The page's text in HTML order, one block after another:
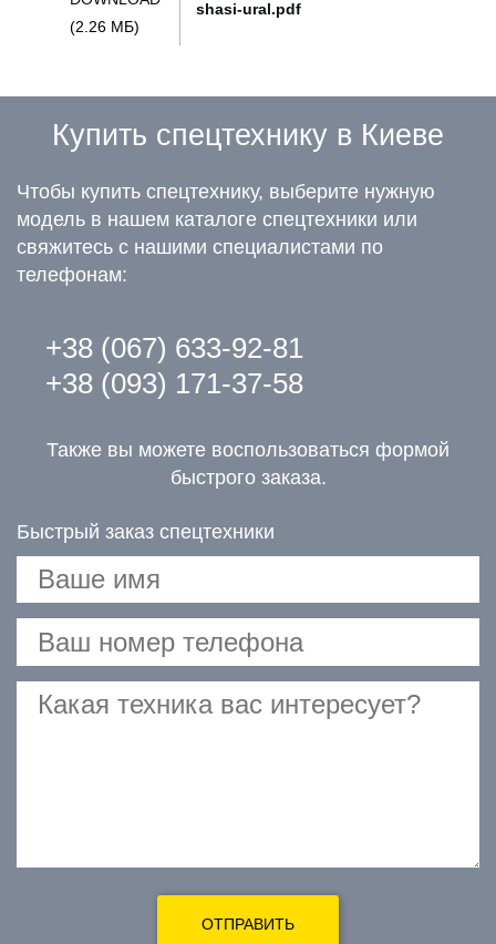
(2.26 МБ)
shasi-ural.pdf
Купить спецтехнику в Киеве
Чтобы купить спецтехнику, выберите нужную
модель в нашем каталоге спецтехники или
свяжитесь с нашими специалистами по
телефонам:
+38 (067) 633-92-81
+38 (093) 171-37-58
Также вы можете воспользоваться формой
быстрого заказа.
Быстрый заказ спецтехники
ОТПРАВИТЬ